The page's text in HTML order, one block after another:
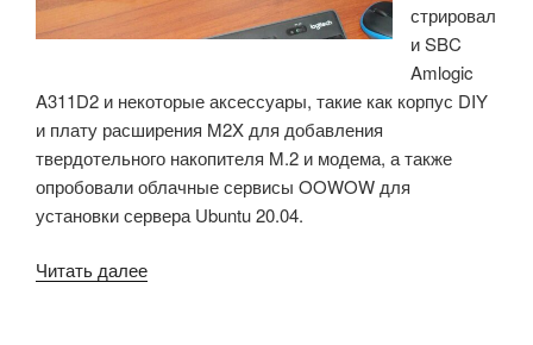
стрировал
и SBC
Amlogic
A311D2 и некоторые аксессуары, такие как корпус DIY
и плату расширения M2X для добавления
твердотельного накопителя M.2 и модема, а также
опробовали облачные сервисы OOWOW для
установки сервера Ubuntu 20.04.
Читать далее«Обзор